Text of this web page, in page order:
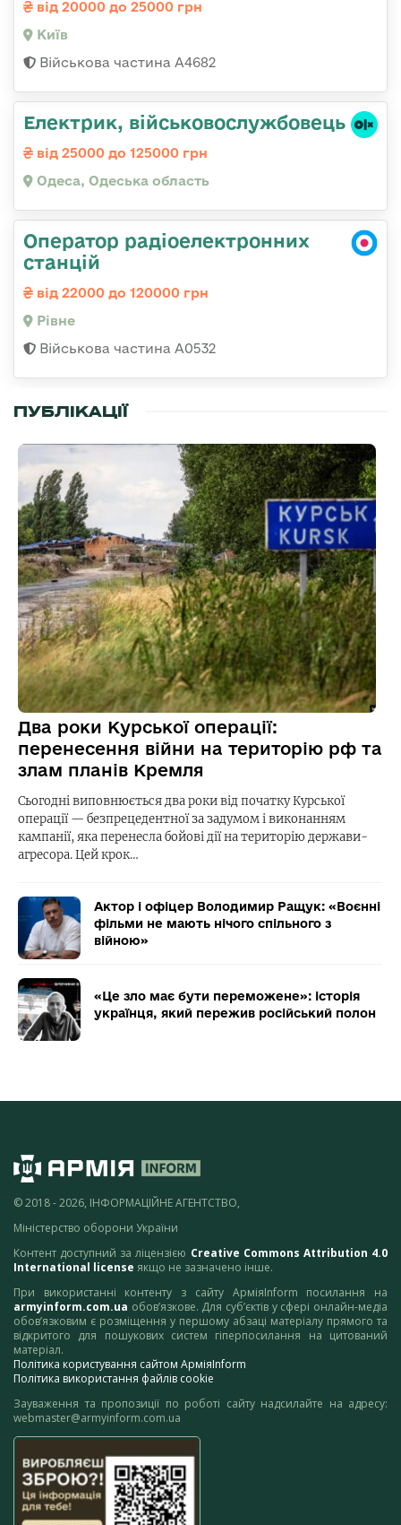
від 20000 до 25000 грн
Київ
Військова частина А4682
Електрик, військовослужбовець
від 25000 до 125000 грн
Одеса, Одеська область
Оператор радіоелектронних
станцій
від 22000 до 120000 грн
Рівне
Військова частина А0532
ПУБЛІКАЦІЇ
Два роки Курської операції:
перенесення війни на територію рф та
злам планів Кремля
Сьогодні виповнюється два роки від початку Курської
операції — безпрецедентної за задумом і виконанням
кампанії, яка перенесла бойові дії на територію держави-
агресора. Цей крок…
Актор і офіцер Володимир Ращук: «Воєнні
фільми не мають нічого спільного з
війною»
«Це зло має бути переможене»: історія
українця, який пережив російський полон
© 2018 - 2026, ІНФОРМАЦІЙНЕ АГЕНТСТВО,
Міністерство оборони України
Контент доступний за ліцензією Creative Commons Attribution 4.0
International license якщо не зазначено інше.
При використанні контенту з сайту АрміяInform посилання на
armyinform.com.ua обов’язкове. Для суб’єктів у сфері онлайн-медіа
обов’язковим є розміщення у першому абзаці матеріалу прямого та
відкритого для пошукових систем гіперпосилання на цитований
матеріал.
Політика користування сайтом АрміяInform
Політика використання файлів cookie
Зауваження та пропозиції по роботі сайту надсилайте на адресу:
webmaster@armyinform.com.ua